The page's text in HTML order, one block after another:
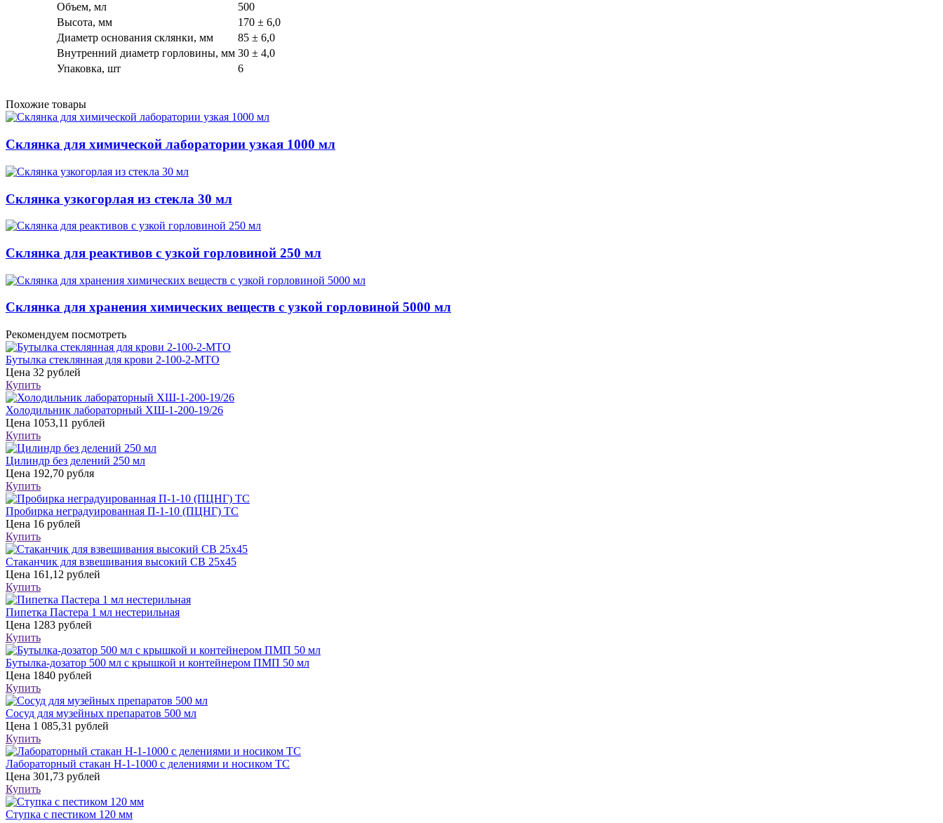
Объем, мл
500
Высота, мм
170 ± 6,0
Диаметр основания склянки, мм
85 ± 6,0
Внутренний диаметр горловины, мм 30 ± 4,0
Упаковка, шт
6
Похожие товары
Склянка для химической лаборатории узкая 1000 мл
Склянка узкогорлая из стекла 30 мл
Склянка для реактивов с узкой горловиной 250 мл
Склянка для хранения химических веществ с узкой горловиной 5000 мл
Рекомендуем посмотреть
Бутылка стеклянная для крови 2-100-2-МТО
Цена 32 рублей
Купить
Холодильник лабораторный ХШ-1-200-19/26
Цена 1053,11 рублей
Купить
Цилиндр без делений 250 мл
Цена 192,70 рубля
Купить
Пробирка неградуированная П-1-10 (ПЦНГ) ТС
Цена 16 рублей
Купить
Стаканчик для взвешивания высокий СВ 25х45
Цена 161,12 рублей
Купить
Пипетка Пастера 1 мл нестерильная
Цена 1283 рублей
Купить
Бутылка-дозатор 500 мл с крышкой и контейнером ПМП 50 мл
Цена 1840 рублей
Купить
Сосуд для музейных препаратов 500 мл
Цена 1 085,31 рублей
Купить
Лабораторный стакан Н-1-1000 с делениями и носиком ТС
Цена 301,73 рублей
Купить
Ступка с пестиком 120 мм